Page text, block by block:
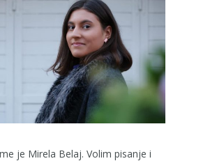
je Mirela Belaj. Volim pisanje i